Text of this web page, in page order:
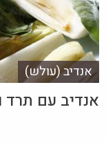
אנדיב (עולש)
אנדיב עם תרד